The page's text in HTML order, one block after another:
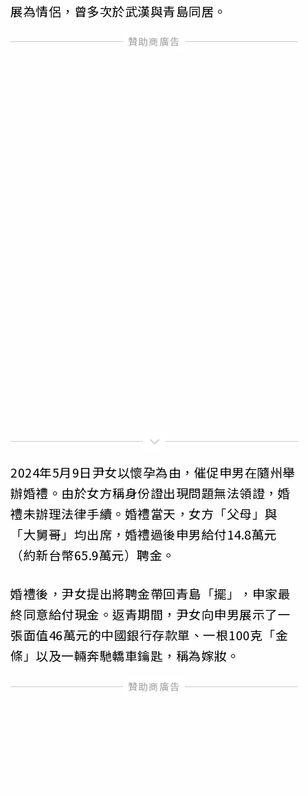
展為情侶，曾多次於武漢與青島同居。
2024年5月9日尹女以懷孕為由，催促申男在隨州舉
辦婚禮。由於女方稱身份證出現問題無法領證，婚
禮未辦理法律手續。婚禮當天，女方「父母」與
「大舅哥」均出席，婚禮過後申男給付14.8萬元
（約新台幣65.9萬元）聘金。
婚禮後，尹女提出將聘金帶回青島「擺」，申家最
終同意給付現金。返青期間，尹女向申男展示了一
張面值46萬元的中國銀行存款單、一根100克「金
條」以及一輛奔馳轎車鑰匙，稱為嫁妝。